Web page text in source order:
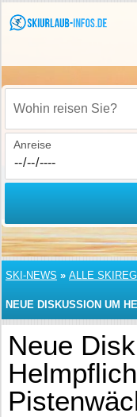
Wohin reisen Sie?
Anreise
SKI-NEWS » ALLE
NEUE DISKUSSION UM
Neue